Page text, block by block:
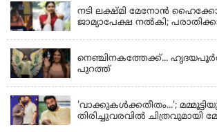
നടി ലക്ഷ്മി മേനോൻ
ജാമ്യാപേക്ഷ നൽകി;
നെഞ്ചിനകത്തേക്ക്...
പുറത്ത്
'വാക്കുകള്‍ക്കതീതം...';
തിരിച്ചുവരവില്‍